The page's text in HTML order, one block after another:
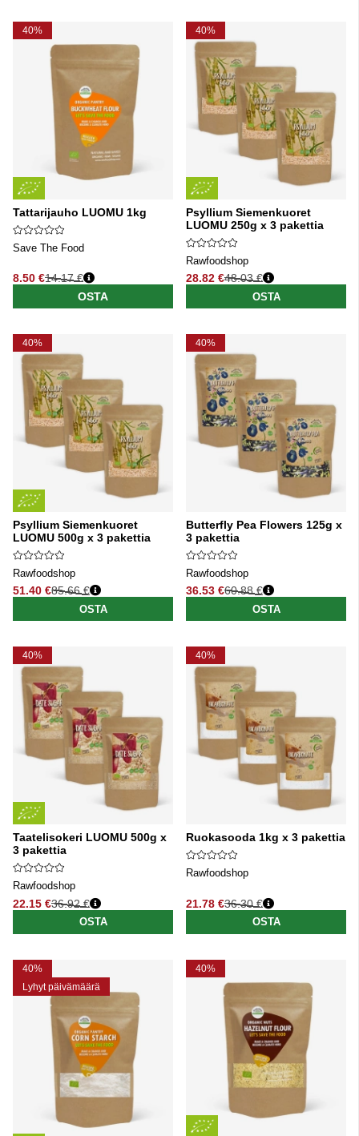
40%
Tattarijauho LUOMU 1kg
Save The Food
8.50 €
Normaali hinta
14.17 €
OSTA
40%
Psyllium Siemenkuoret
LUOMU 250g x 3 pakettia
Rawfoodshop
28.82 €
Normaali hinta
48.03 €
OSTA
40%
Psyllium Siemenkuoret
LUOMU 500g x 3 pakettia
Rawfoodshop
51.40 €
Normaali hinta
85.66 €
OSTA
40%
Butterfly Pea Flowers 125g x
3 pakettia
Rawfoodshop
36.53 €
Normaali hinta
60.88 €
OSTA
40%
Taatelisokeri LUOMU 500g x
3 pakettia
Rawfoodshop
22.15 €
Normaali hinta
36.92 €
OSTA
40%
Ruokasooda 1kg x 3 pakettia
Rawfoodshop
21.78 €
Normaali hinta
36.30 €
OSTA
40%
Lyhyt päivämäärä
40%